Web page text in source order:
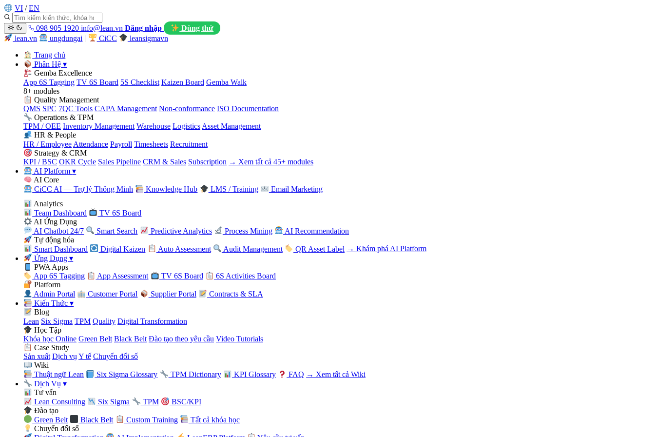
VI / EN
098 905 1920 info@lean.vn Đăng nhập
Dùng thử
lean.vn
ungdungai CiCC leansigmavn
Trang chủ
Phân Hệ▾
Gemba Excellence
App 6S Tagging TV 6S Board 5S Checklist Kaizen Board Gemba Walk
8+ modules
Quality Management
QMS SPC 7QC Tools CAPA Management Non-conformance ISO Documentation
Operations & TPM
TPM / OEE Inventory Management Warehouse LogisticsAsset Management
HR & People
HR / Employee Attendance Payroll Timesheets Recruitment
Strategy & CRM
KPI / BSC OKR Cycle Sales Pipeline CRM & Sales Subscription → Xem tất cả 45+ modules
AI Platform▾
AI Core
CiCC AI — Trợ lý Thông Minh
Knowledge Hub LMS / Training
Email Marketing
Analytics
Team Dashboard
TV 6S Board
AI Ứng Dụng
AI Chatbot 24/7
Smart Search Predictive Analytics Process Mining
AI Recommendation
Tự động hóa
Smart Dashboard
Digital Kaizen Auto Assessment Audit Management QR Asset Label → Khám phá AI Platform
Ứng Dụng▾
PWA Apps
App 6S Tagging
App Assessment TV 6S Board
6S Activities Board
Platform
Admin Portal
Customer Portal Supplier Portal
Contracts & SLA
Kiến Thức▾
Blog
Lean Six Sigma TPM Quality Digital Transformation
Học Tập
Khóa học Online Green Belt Black Belt Đào tạo theo yêu cầu Video Tutorials
Case Study
Sản xuất Dịch vụ Y tế Chuyển đổi số
Wiki
Thuật ngữ Lean
Six Sigma Glossary TPM Dictionary KPI Glossary FAQ → Xem tất cả Wiki
Dịch Vụ▾
Tư vấn
Lean Consulting
Six Sigma TPM
BSC/KPI
Đào tạo
Green Belt
Black Belt Custom Training
Tất cả khóa học
Chuyển đổi số